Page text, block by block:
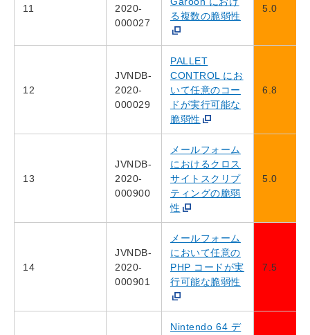
11
2020-
000027
る複数の脆弱性
5.0
12
JVNDB-
2020-
000029
PALLET
CONTROL にお
いて任意のコー
ドが実行可能な
脆弱性
6.8
13
JVNDB-
2020-
000900
メールフォーム
におけるクロス
サイトスクリプ
ティングの脆弱
性
5.0
14
JVNDB-
2020-
000901
メールフォーム
において任意の
PHP コードが実
行可能な脆弱性
7.5
Nintendo 64 デ